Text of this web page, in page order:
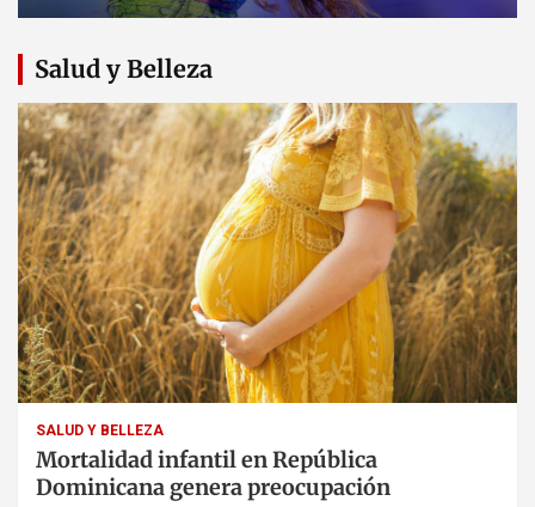
Salud y Belleza
SALUD Y BELLEZA
Mortalidad infantil en República
Dominicana genera preocupación